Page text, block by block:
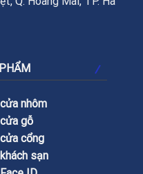
nhôm
gỗ
cổng
sạn